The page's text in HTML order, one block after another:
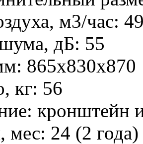
м3/час:
дБ: 55
: 865х830х870
кг: 56
: кронштейн
мес: 24 (2 года)